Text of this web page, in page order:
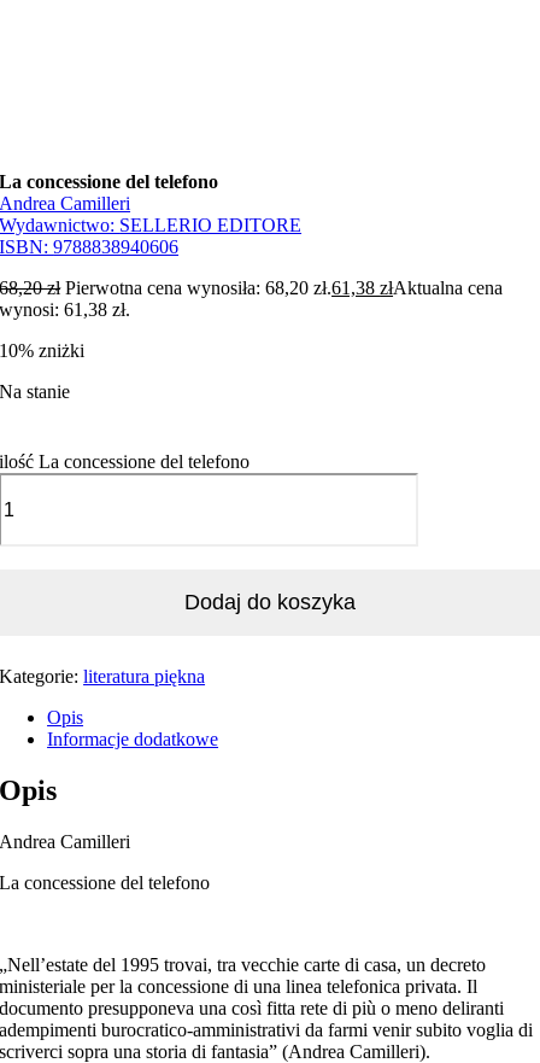
La concessione del telefono
Andrea Camilleri
Wydawnictwo: SELLERIO EDITORE
ISBN:9788838940606
68,20zł Pierwotna cena wynosiła: 68,20 zł.61,38złAktualna cena
wynosi: 61,38 zł.
10% zniżki
Na stanie
ilość La concessione del telefono
Dodaj do koszyka
Kategorie:literatura piękna
Opis
Informacje dodatkowe
Opis
Andrea Camilleri
La concessione del telefono
„Nell’estate del 1995 trovai, tra vecchie carte di casa, un decreto
ministeriale per la concessione di una linea telefonica privata. Il
documento presupponeva una così fitta rete di più o meno deliranti
adempimenti burocratico-amministrativi da farmi venir subito voglia di
scriverci sopra una storia di fantasia” (Andrea Camilleri).